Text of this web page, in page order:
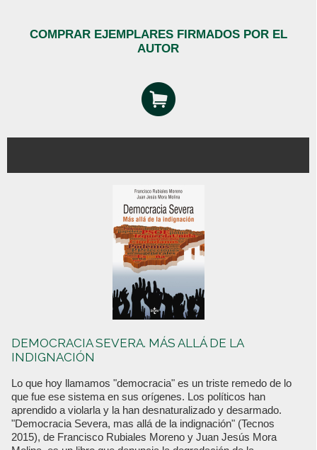
COMPRAR EJEMPLARES FIRMADOS POR EL
AUTOR
DEMOCRACIA SEVERA. MÁS ALLÁ DE LA
INDIGNACIÓN
Lo que hoy llamamos "democracia" es un triste remedo de lo
que fue ese sistema en sus orígenes. Los políticos han
aprendido a violarla y la han desnaturalizado y desarmado.
"Democracia Severa, mas allá de la indignación" (Tecnos
2015), de Francisco Rubiales Moreno y Juan Jesús Mora